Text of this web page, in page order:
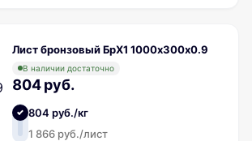
Лист бронзовый БрХ1 1000х300х0.9
В наличии достаточно
804 руб.
804 руб./кг
1 866 руб./лист